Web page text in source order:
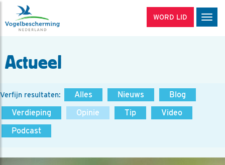
WORD LID
Actueel
Verfijn resultaten: Alles Nieuws
Blog
Verdieping
Opinie Tip
Video
Podcast